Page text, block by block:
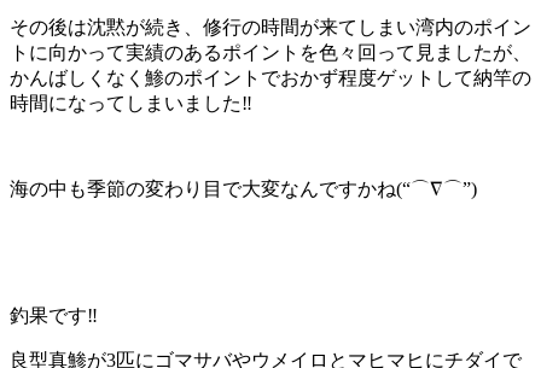
その後は沈黙が続き、修行の時間が来てしまい湾内のポイン
トに向かって実績のあるポイントを色々回って見ましたが、
かんばしくなく鯵のポイントでおかず程度ゲットして納竿の
時間になってしまいました‼️
海の中も季節の変わり目で大変なんですかね(“⌒∇⌒”)
釣果です‼️
良型真鯵が3匹にゴマサバやウメイロとマヒマヒにチダイで